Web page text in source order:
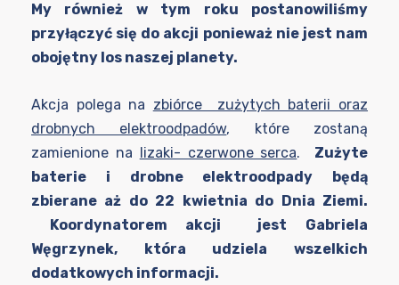
My również w tym roku postanowiliśmy
przyłączyć się do akcji ponieważ nie jest nam
obojętny los naszej planety.
Akcja polega na zbiórce zużytych baterii oraz
drobnych elektroodpadów, które zostaną
zamienione na lizaki- czerwone serca. Zużyte
baterie i drobne elektroodpady będą
zbierane aż do 22 kwietnia do Dnia Ziemi.
Koordynatorem akcji jest Gabriela
Węgrzynek, która udziela wszelkich
dodatkowych informacji.